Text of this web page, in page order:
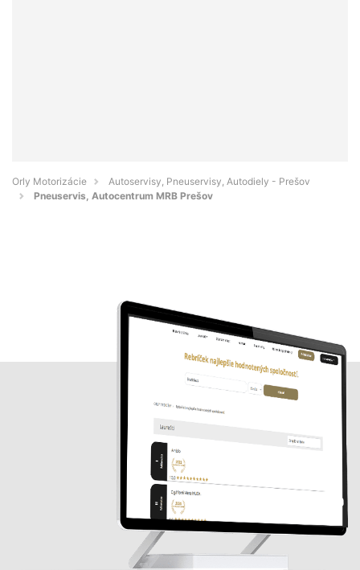
Orly Motorizácie
Autoservisy, Pneuservisy, Autodiely - Prešov
Pneuservis, Autocentrum MRB Prešov